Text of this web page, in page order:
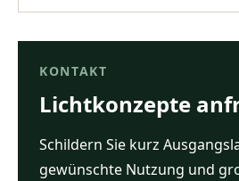
KONTAKT
Lichtkonzepte
Schildern Sie kurz
gewünschte Nutzung und